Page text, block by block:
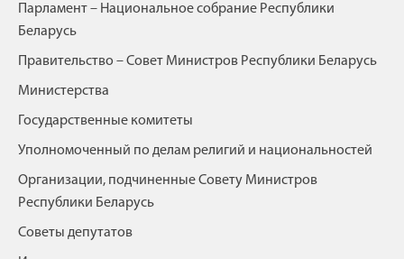
Парламент – Национальное собрание Республики
Беларусь
Правительство – Совет Министров Республики Беларусь
Министерства
Государственные комитеты
Уполномоченный по делам религий и национальностей
Организации, подчиненные Совету Министров
Республики Беларусь
Советы депутатов